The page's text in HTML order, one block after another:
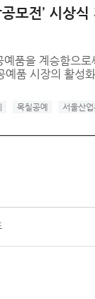
모전’ 시상식
품을 계승함으
품 시장의 활성
목칠공예 서울산업